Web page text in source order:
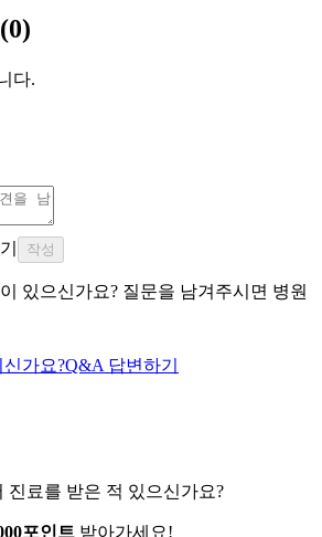
(0)
다.
작성
있으신가요? 질문을 남겨주시면 병원
가요?Q&A 답변하기
진료를 받은 적 있으신가요?
포인트 받아가세요!